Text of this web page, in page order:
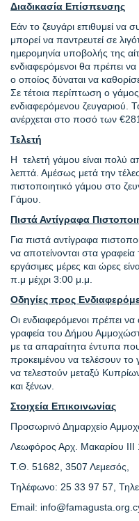
Διαδικασία Επίσπευσης
Εάν το ζευγάρι επιθυμεί να
μπορεί να παντρευτεί σε
ημερομηνία υποβολής της
ενδιαφερόμενοι θα πρέπει
ο οποίος δύναται να
Σε τέτοια περίπτωση ο γάμος
ενδιαφερόμενου ζευγαριού.
ανέρχεται στο ποσό των
Τελετή
Η τελετή γάμου είναι πολύ
λεπτά. Αμέσως μετά την
πιστοποιητικό γάμου στο
Γάμου.
Πιστά Αντίγραφα
Για πιστά αντίγραφα
να αποτείνονται στα
εργάσιμες μέρες και ώρες
π.μ μέχρι 3:00 μ.μ.
Οδηγίες προς
Οι ενδιαφερόμενοι πρέπει
γραφεία του Δήμου
με τα απαραίτητα έντυπα
προκειμένου να τελέσουν το
να τελεστούν μεταξύ
και ξένων.
Στοιχεία Επικοινωνίας
Προσωρινό Δημαρχείο
Λεωφόρος Αρχ. Μακαρίου ΙΙΙ
Τ.Θ. 51682, 3507 Λεμεσός,
Τηλέφωνο: 25 33 97 57,
Email: